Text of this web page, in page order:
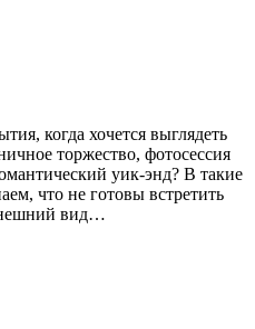
когда хочется выглядеть
торжество, фотосессия
уик-энд? В такие
что не готовы встретить
вид…